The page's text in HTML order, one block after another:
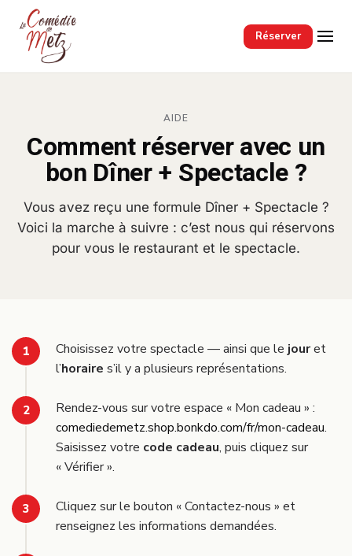
Réserver
Passer au contenu principal
AIDE
Comment réserver avec un
bon Dîner + Spectacle ?
Vous avez reçu une formule Dîner + Spectacle ?
Voici la marche à suivre : c’est nous qui réservons
pour vous le restaurant et le spectacle.
Choisissez votre spectacle — ainsi que le jouret
l’horaire s’il y a plusieurs représentations.
Rendez-vous sur votre espace « Mon cadeau » :
comediedemetz.shop.bonkdo.com/fr/mon-cadeau.
Saisissez votre code cadeau, puis cliquez sur
« Vérifier ».
Cliquez sur le bouton « Contactez-nous » et
renseignez les informations demandées.